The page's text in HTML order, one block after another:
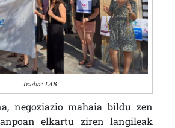
Irudia: LAB
negoziazio mahaia bildu zen
elkartu ziren langileak